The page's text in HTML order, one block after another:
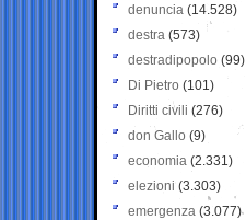
denuncia (14.528)
destra (573)
destradipopolo (99)
Di Pietro (101)
Diritti civili (276)
don Gallo (9)
economia (2.331)
elezioni (3.303)
emergenza (3.077)